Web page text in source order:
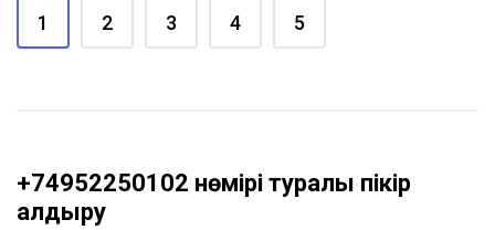
1 2 3 4 5
+74952250102 нөмірі туралы пікір
қалдыру